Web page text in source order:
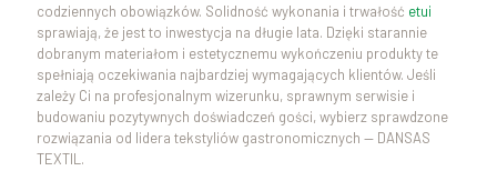
codziennych obowiązków. Solidność wykonania i trwałość etui
sprawiają, że jest to inwestycja na długie lata. Dzięki starannie
dobranym materiałom i estetycznemu wykończeniu produkty te
spełniają oczekiwania najbardziej wymagających klientów. Jeśli
zależy Ci na profesjonalnym wizerunku, sprawnym serwisie i
budowaniu pozytywnych doświadczeń gości, wybierz sprawdzone
rozwiązania od lidera tekstyliów gastronomicznych — DANSAS
TEXTIL.